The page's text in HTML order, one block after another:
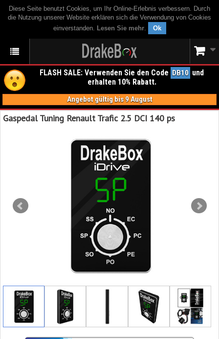
Diese Seite benutzt Cookies, um Ihr Online-Erlebnis verbessern. Durch
die Nutzung unserer Website erklären sich die Verwendung von Cookies
einverstanden. Lesen Sie mehr. Ok
FLASH SALE: Verwenden Sie den Code DB10 und
erhalten 10% Rabatt.
Angebot gültig bis 9 August
Gaspedal Tuning Renault Trafic 2.5 DCI 140 ps